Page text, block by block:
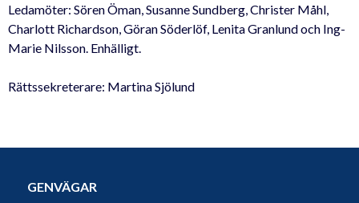
Ledamöter: Sören Öman, Susanne Sundberg, Christer Måhl,
Charlott Richardson, Göran Söderlöf, Lenita Granlund och Ing-
Marie Nilsson. Enhälligt.
Rättssekreterare: Martina Sjölund
GENVÄGAR